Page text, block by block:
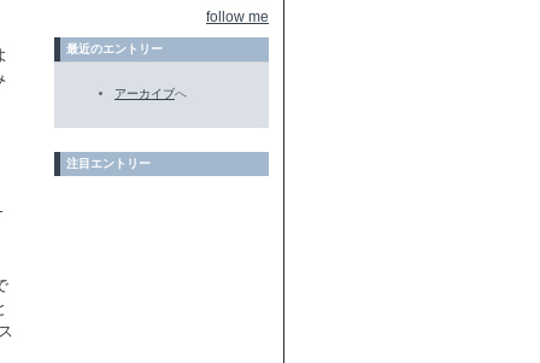
follow me
最近のエントリー
アーカイブへ
注目エントリー